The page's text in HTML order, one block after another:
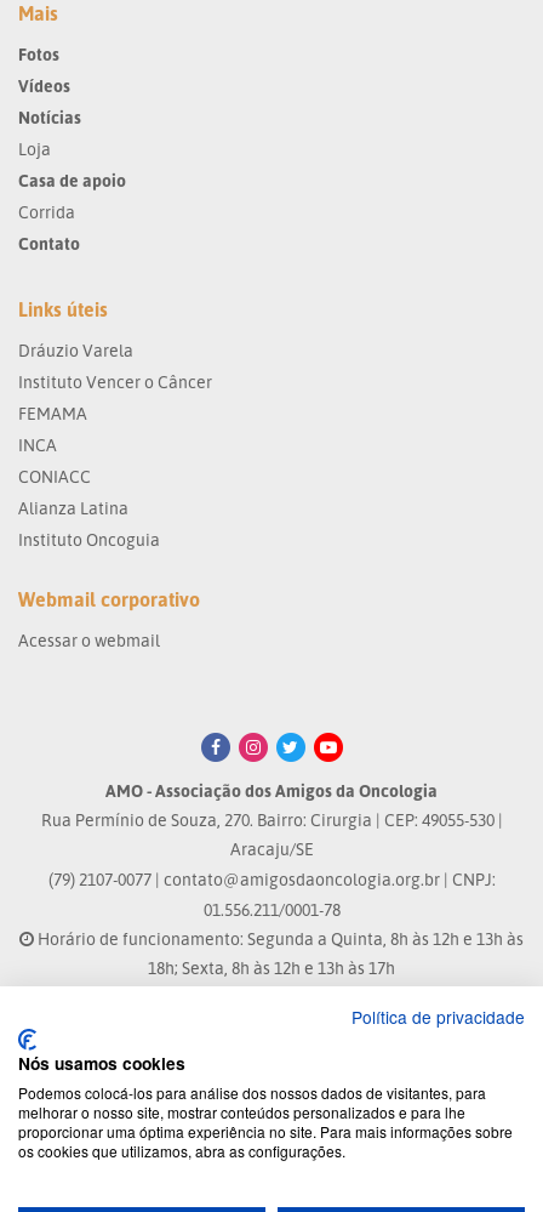
Mais
Fotos
Vídeos
Notícias
Loja
Casa de apoio
Corrida
Contato
Links úteis
Dráuzio Varela
Instituto Vencer o Câncer
FEMAMA
INCA
CONIACC
Alianza Latina
Instituto Oncoguia
Webmail corporativo
Acessar o webmail
AMO - Associação dos Amigos da Oncologia
Rua Permínio de Souza, 270. Bairro: Cirurgia | CEP: 49055-530 |
Aracaju/SE
(79) 2107-0077 | contato@amigosdaoncologia.org.br| CNPJ:
01.556.211/0001-78
Horário de funcionamento: Segunda a Quinta, 8h às 12h e 13h às
18h; Sexta, 8h às 12h e 13h às 17h
Site atualizado em: 07/08/2026 às 17:25h
® Marca Registrada
© 2026 - Todos os direitos reservados.
Política de privacidade
Nós usamos cookies
Podemos colocá-los para análise dos nossos dados de visitantes, para
melhorar o nosso site, mostrar conteúdos personalizados e para lhe
proporcionar uma óptima experiência no site. Para mais informações sobre
os cookies que utilizamos, abra as configurações.